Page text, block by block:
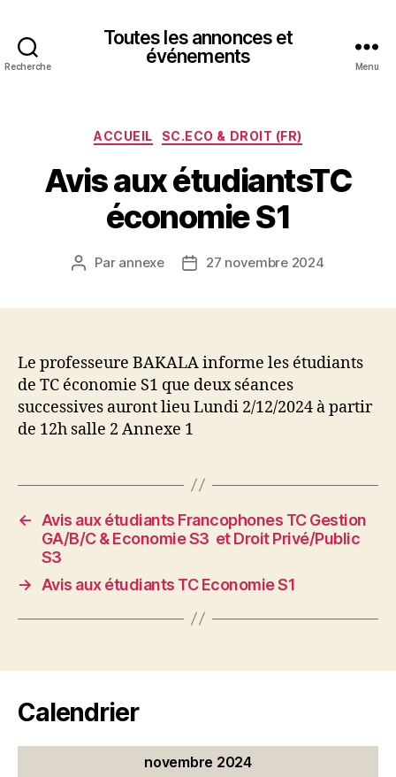
Recherche
Toutes les annonces et
événements
Menu
Catégories
ACCUEIL SC.ECO & DROIT (FR)
Avis aux étudiantsTC
économie S1
Auteur
Par annexe
Date27 novembre 2024
Le professeure BAKALA informe les étudiants
de TC économie S1 que deux séances
successives auront lieu Lundi 2/12/2024 à partir
de 12h salle 2 Annexe 1
←
Avis aux étudiants Francophones TC Gestion
GA/B/C & Economie S3 et Droit Privé/Public
S3
→
Avis aux étudiants TC Economie S1
Calendrier
novembre 2024